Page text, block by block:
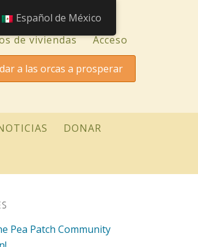
de viviendas Acceso
a las orcas a prosperar
DONAR
Pea Patch Community
Español de México